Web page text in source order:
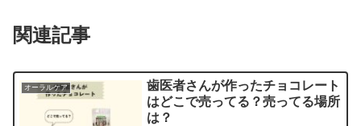
関連記事
オーラルケア
歯医者さんが作ったチョコレート
はどこで売ってる？売ってる場所
は？